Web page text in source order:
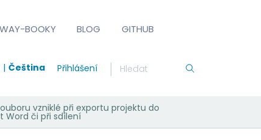
BOOKY BLOG GITHUB
Čeština Přihlášení
vzniklé při exportu projektu do
Word či při sdílení